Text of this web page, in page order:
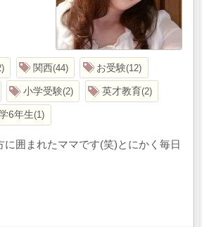
関西 44 お受験 12
小学受験 2 英才教育 2
6年生 1
囲まれたママです(笑)とにかく毎日